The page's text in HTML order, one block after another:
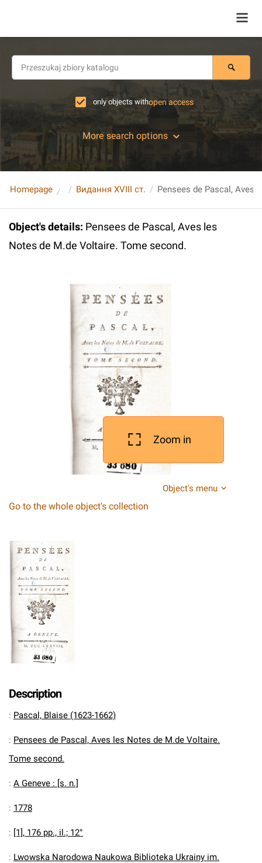
only objects withopen access
More search options
Homepage Видання XVIII ст.
Object's details: Pensees de Pascal, Aves les
Notes de M.de Voltaire. Tome second.
Zoom in
Object's menu
Go to the whole object's collection
Description
: Pascal, Blaise (1623-1662)
: Pensees de Pascal, Aves les Notes de M.de Voltaire.
Tome second.
: A Geneve : [s. n.]
: 1778
: [1], 176 pp., il.; 12°
: Lwowska Narodowa Naukowa Biblioteka Ukrainy im.